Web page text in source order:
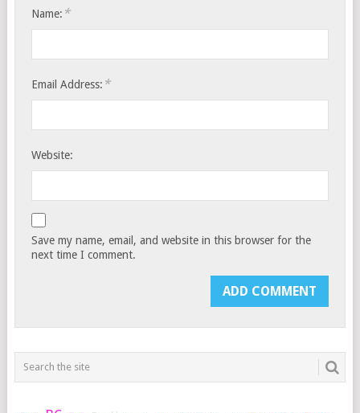
Name: *
Email Address: *
Website:
Save my name, email, and website in this browser for the
next time I comment.